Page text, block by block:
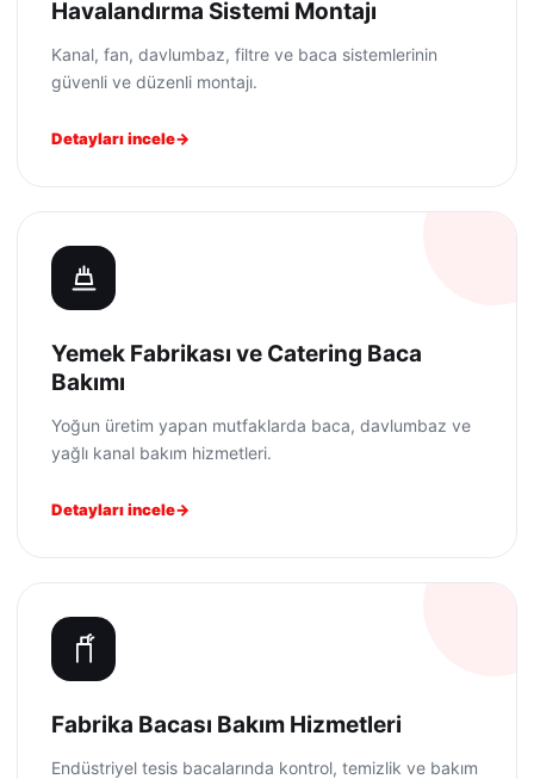
Havalandırma Sistemi Montajı
Kanal, fan, davlumbaz, filtre ve baca sistemlerinin
güvenli ve düzenli montajı.
Detayları incele
Yemek Fabrikası ve Catering Baca
Bakımı
Yoğun üretim yapan mutfaklarda baca, davlumbaz ve
yağlı kanal bakım hizmetleri.
Detayları incele
Fabrika Bacası Bakım Hizmetleri
Endüstriyel tesis bacalarında kontrol, temizlik ve bakım